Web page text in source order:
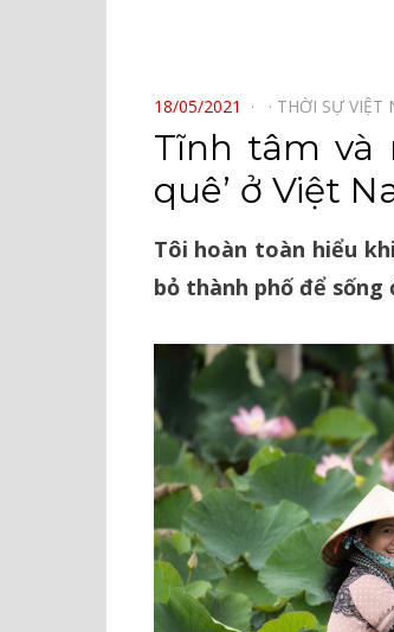
POSTED
ON
18/05/2021 THỜI SỰ VIỆT
Tĩnh tâm và
quê’ ở Việt
Tôi hoàn toàn hiểu
bỏ thành phố để sống